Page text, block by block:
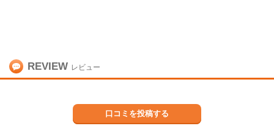
REVIEW レビュー
口コミを投稿する